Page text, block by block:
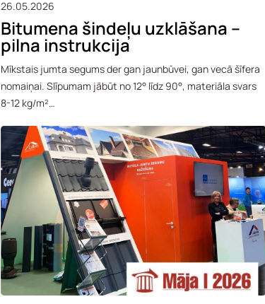
26.05.2026
Bitumena šindeļu uzklāšana –
pilna instrukcija
Mīkstais jumta segums der gan jaunbūvei, gan vecā šīfera
nomaiņai. Slīpumam jābūt no 12° līdz 90°, materiāla svars
8-12 kg/m²…